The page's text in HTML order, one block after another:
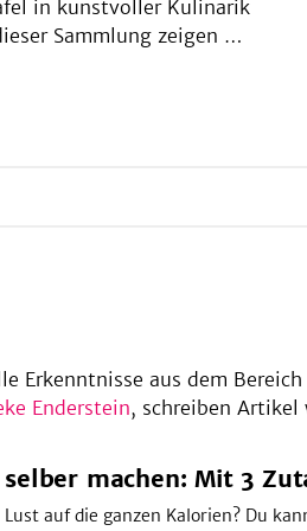
in kunstvoller Kulinarik
Sammlung zeigen wir
Erkenntnisse aus dem
Enderstein, schreiben Artikel
selber machen: Mit 3
auf die ganzen Kalorien? Du